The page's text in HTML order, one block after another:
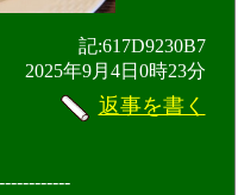
記:617D9230B7
2025年9月4日0時23分
返事を書く